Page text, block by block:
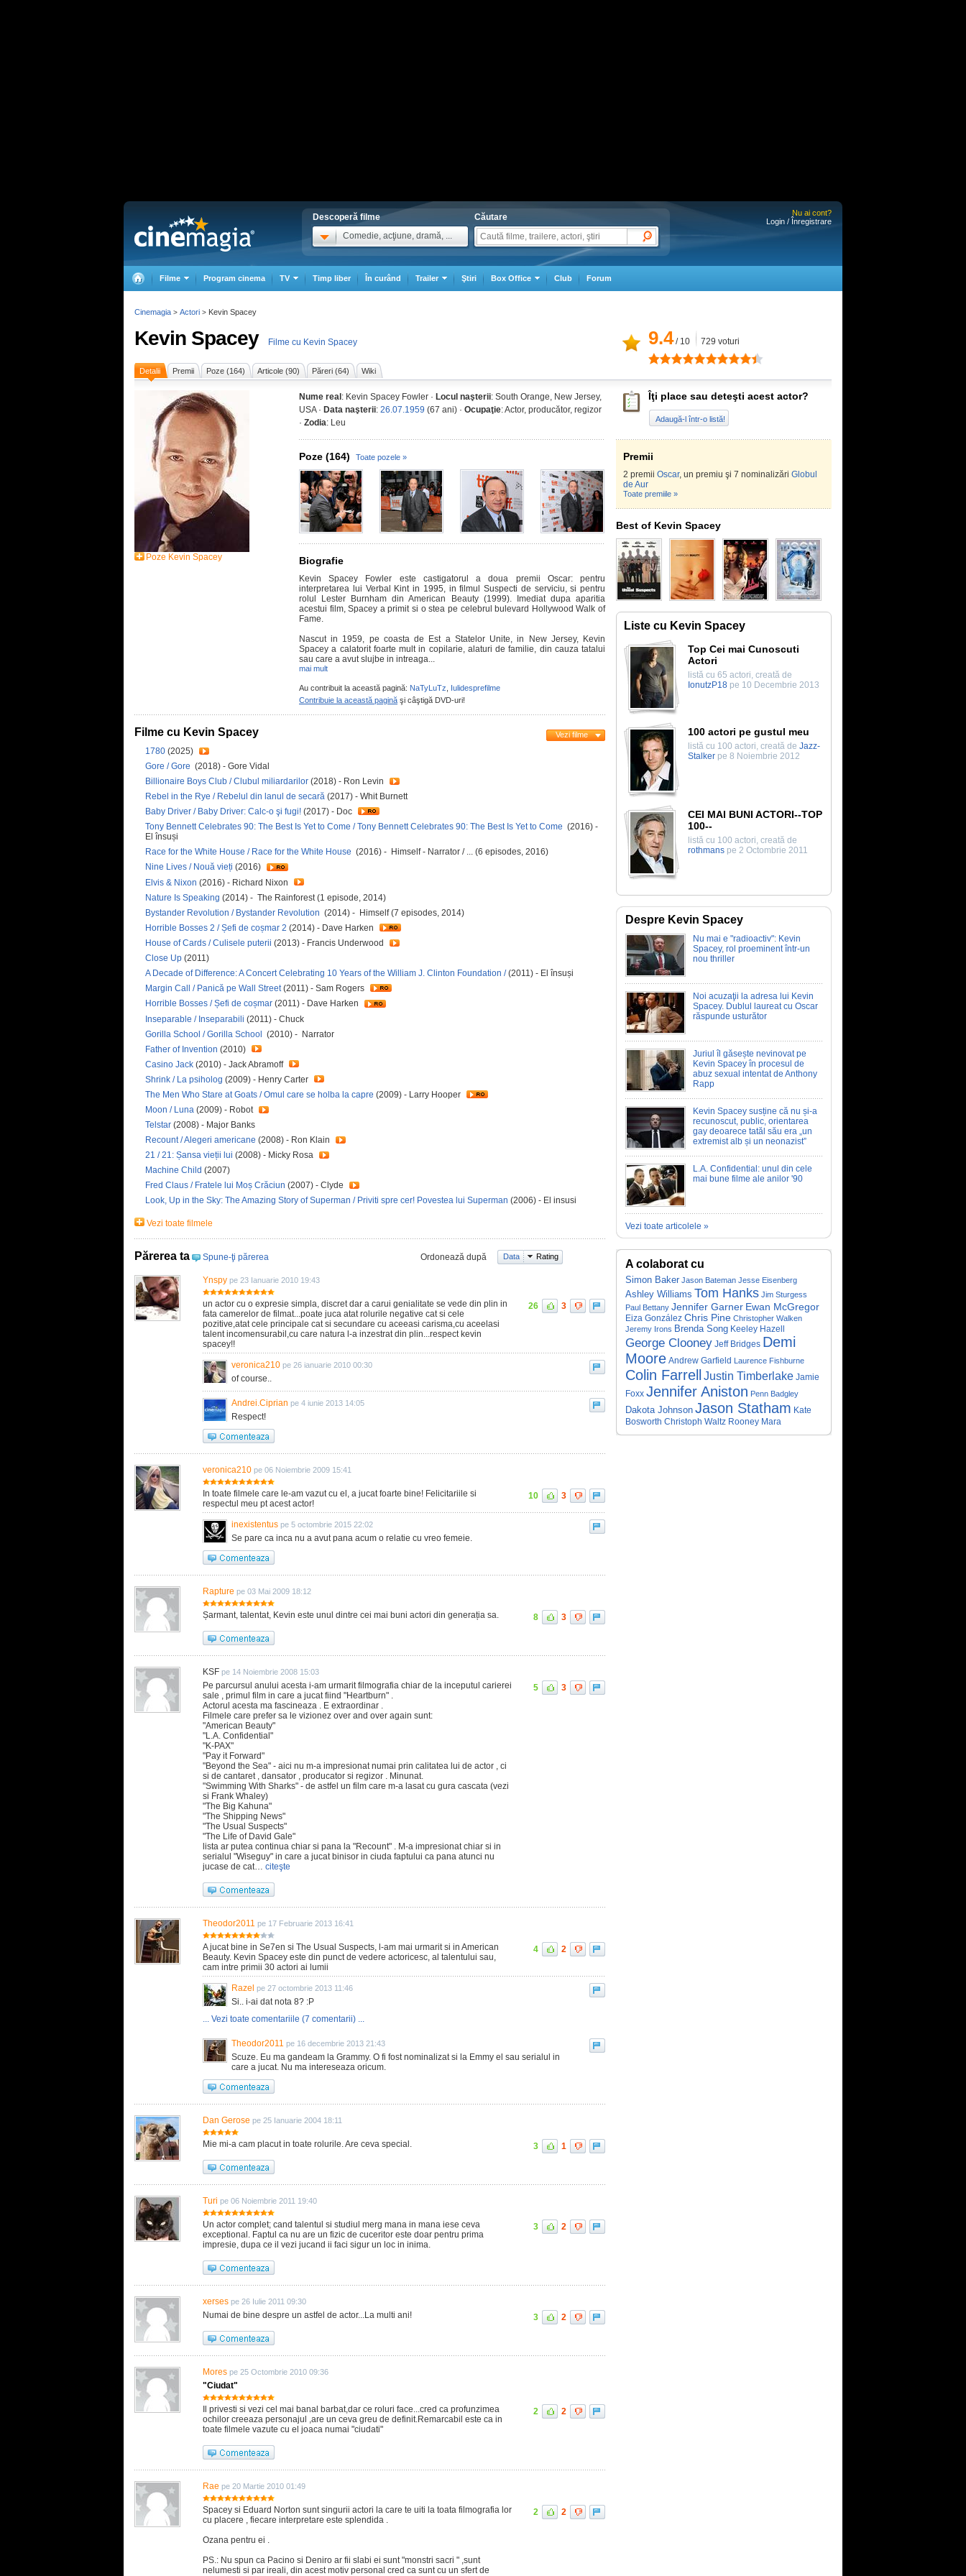
Descoperă filme
Comedie, acţiune, dramă, ...
Căutare
Nu ai cont?
Login / Înregistrare
Filme Program cinema TV Timp liber În curând Trailer Ştiri Box Office Club Forum
Kevin Spacey Filme cu Kevin Spacey 9.4/ 10 729 voturi
Detalii Premii Poze (164) Articole (90) Păreri (64) Wiki
Poze Kevin Spacey
Nume real : Kevin Spacey Fowler · Locul naşterii: South Orange, New Jersey,
USA · Data naşterii: 26.07.1959 (67 ani) · Ocupaţie: Actor, producător, regizor
· Zodia: Leu
Poze (164) Toate pozele »
Biografie
Kevin Spacey Fowler este castigatorul a doua premii Oscar: pentru
interpretarea lui Verbal Kint in 1995, in filmul Suspecti de serviciu, si pentru
rolul Lester Burnham din American Beauty (1999). Imediat dupa aparitia
acestui film, Spacey a primit si o stea pe celebrul bulevard Hollywood Walk of
Fame.
Nascut in 1959, pe coasta de Est a Statelor Unite, in New Jersey, Kevin
Spacey a calatorit foarte mult in copilarie, alaturi de familie, din cauza tatalui
sau care a avut slujbe in intreaga...
mai mult
Au contribuit la această pagină: NaTyLuTz
Iulidesprefilme
Contribuie la această pagină şi câştigă DVD-uri!
Filme cu Kevin Spacey Vezi filme
1780 (2025)
Gore / Gore (2018) - Gore Vidal
Billionaire Boys Club / Clubul miliardarilor (2018) - Ron Levin
Rebel in the Rye / Rebelul din lanul de secară (2017) - Whit Burnett
Baby Driver / Baby Driver: Calc-o şi fugi! (2017) - Doc
Tony Bennett Celebrates 90: The Best Is Yet to Come / Tony Bennett Celebrates 90: The Best Is Yet to Come (2016) -
El însuși
Race for the White House / Race for the White House (2016) - Himself - Narrator / ... (6 episodes, 2016)
Nine Lives / Nouă vieți (2016)
Elvis & Nixon (2016) - Richard Nixon
Nature Is Speaking (2014) - The Rainforest (1 episode, 2014)
Bystander Revolution / Bystander Revolution (2014) - Himself (7 episodes, 2014)
Horrible Bosses 2 / Șefi de coșmar 2 (2014) - Dave Harken
House of Cards / Culisele puterii (2013) - Francis Underwood
Close Up (2011)
A Decade of Difference: A Concert Celebrating 10 Years of the William J. Clinton Foundation /(2011) - El însuși
Margin Call / Panică pe Wall Street(2011) - Sam Rogers
Horrible Bosses / Șefi de coșmar (2011) - Dave Harken
Inseparable / Inseparabili (2011) - Chuck
Gorilla School / Gorilla School (2010) - Narrator
Father of Invention (2010)
Casino Jack (2010) - Jack Abramoff
Shrink / La psiholog (2009) - Henry Carter
The Men Who Stare at Goats / Omul care se holba la capre (2009) - Larry Hooper
Moon / Luna (2009) - Robot
Telstar (2008) - Major Banks
Recount / Alegeri americane (2008) - Ron Klain
21 / 21: Șansa vieții lui (2008) - Micky Rosa
Machine Child (2007)
Fred Claus / Fratele lui Moș Crăciun (2007) - Clyde
Look, Up in the Sky: The Amazing Story of Superman / Priviti spre cer! Povestea lui Superman (2006) - El insusi
Vezi toate filmele
Părerea ta Spune-ţi părerea Ordonează după Data Rating
Ynspy pe 23 Ianuarie 2010 19:43
un actor cu o expresie simpla, discret dar a carui genialitate se vede din plin in
fata camerelor de filmat...poate juca atat rolurile negative cat si cele
pozitive,atat cele principale cat si secundare cu aceeasi carisma,cu aceelasi
talent incomensurabil,cu care natura l-a inzestrat din plin...respect kevin
spacey!!
26 3
veronica210 pe 26 ianuarie 2010 00:30
of course..
Andrei.Ciprian pe 4 iunie 2013 14:05
Respect!
veronica210 pe 06 Noiembrie 2009 15:41
In toate filmele care le-am vazut cu el, a jucat foarte bine! Felicitariile si
respectul meu pt acest actor!
10 3
inexistentus pe 5 octombrie 2015 22:02
Se pare ca inca nu a avut pana acum o relatie cu vreo femeie.
Rapture pe 03 Mai 2009 18:12
Șarmant, talentat, Kevin este unul dintre cei mai buni actori din generația sa. 8 3
KSF pe 14 Noiembrie 2008 15:03
Pe parcursul anului acesta i-am urmarit filmografia chiar de la inceputul carierei
sale , primul film in care a jucat fiind "Heartburn" .
Actorul acesta ma fascineaza . E extraordinar .
Filmele care prefer sa le vizionez over and over again sunt:
"American Beauty"
"L.A. Confidential"
"K-PAX"
"Pay it Forward"
"Beyond the Sea" - aici nu m-a impresionat numai prin calitatea lui de actor , ci
si de cantaret , dansator , producator si regizor . Minunat.
"Swimming With Sharks" - de astfel un film care m-a lasat cu gura cascata (vezi
si Frank Whaley)
"The Big Kahuna"
"The Shipping News"
"The Usual Suspects"
"The Life of David Gale"
lista ar putea continua chiar si pana la "Recount" . M-a impresionat chiar si in
serialul "Wiseguy" in care a jucat binisor in ciuda faptului ca pana atunci nu
jucase de cat… citeşte
5 3
Theodor2011 pe 17 Februarie 2013 16:41
A jucat bine in Se7en si The Usual Suspects, l-am mai urmarit si in American
Beauty. Kevin Spacey este din punct de vedere actoricesc, al talentului sau,
cam intre primii 30 actori ai lumii
4 2
Razel pe 27 octombrie 2013 11:46
Si.. i-ai dat nota 8? :P
... Vezi toate comentariile (7 comentarii) ...
Theodor2011 pe 16 decembrie 2013 21:43
Scuze. Eu ma gandeam la Grammy. O fi fost nominalizat si la Emmy el sau serialul in
care a jucat. Nu ma intereseaza oricum.
Dan Gerose pe 25 Ianuarie 2004 18:11
Mie mi-a cam placut in toate rolurile. Are ceva special. 3 1
Turi pe 06 Noiembrie 2011 19:40
Un actor complet; cand talentul si studiul merg mana in mana iese ceva
exceptional. Faptul ca nu are un fizic de cuceritor este doar pentru prima
impresie, dupa ce il vezi jucand ii faci sigur un loc in inima.
3 2
xerses pe 26 Iulie 2011 09:30
Numai de bine despre un astfel de actor...La multi ani! 3 2
Mores pe 25 Octombrie 2010 09:36
"Ciudat"
Il privesti si vezi cel mai banal barbat,dar ce roluri face...cred ca profunzimea
ochilor creeaza personajul ,are un ceva greu de definit.Remarcabil este ca in
toate filmele vazute cu el joaca numai "ciudati"
2 2
Rae pe 20 Martie 2010 01:49
Spacey si Eduard Norton sunt singurii actori la care te uiti la toata filmografia lor
cu placere , fiecare interpretare este splendida .
Ozana pentru ei .
PS.: Nu spun ca Pacino si Deniro ar fii slabi ei sunt "monstri sacri " ,sunt
nelumesti si par ireali, din acest motiv personal cred ca sunt cu un sfert de
2 2
Îţi place sau deteşti acest actor?
Adaugă-l într-o listă!
Premii
2 premii Oscar, un premiu şi 7 nominalizări Globul
de Aur
Toate premiile »
Best of Kevin Spacey
Liste cu Kevin Spacey
Top Cei mai Cunoscuti
Actori
listă cu 65 actori, creată de
IonutzP18 pe 10 Decembrie 2013
100 actori pe gustul meu
listă cu 100 actori, creată de Jazz-
Stalker pe 8 Noiembrie 2012
CEI MAI BUNI ACTORI--TOP
100--
listă cu 100 actori, creată de
rothmans pe 2 Octombrie 2011
Despre Kevin Spacey
Nu mai e "radioactiv": Kevin
Spacey, rol proeminent într-un
nou thriller
Noi acuzaţii la adresa lui Kevin
Spacey. Dublul laureat cu Oscar
răspunde usturător
Juriul îl găsește nevinovat pe
Kevin Spacey în procesul de
abuz sexual intentat de Anthony
Rapp
Kevin Spacey susține că nu și-a
recunoscut, public, orientarea
gay deoarece tatăl său era „un
extremist alb și un neonazist”
L.A. Confidential: unul din cele
mai bune filme ale anilor '90
Vezi toate articolele »
A colaborat cu
Simon Baker Jason Bateman Jesse Eisenberg
Ashley Williams Tom Hanks Jim Sturgess
Paul Bettany Jennifer Garner Ewan McGregor
Eiza González Chris Pine Christopher Walken
Jeremy Irons Brenda Song Keeley Hazell
George Clooney Jeff Bridges Demi
Moore Andrew Garfield Laurence Fishburne
Colin Farrell Justin Timberlake Jamie
Foxx Jennifer Aniston Penn Badgley
Dakota Johnson Jason Statham Kate
Bosworth Christoph Waltz Rooney Mara
Cinemagia > Actori > Kevin Spacey